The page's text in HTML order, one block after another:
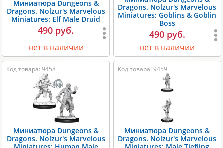
Миниатюра Dungeons &
Dragons. Nolzur's Marvelous
Miniatures: Elf Male Druid
490 руб.
нет в наличии
Dragons. Nolzur's Marvelous
Miniatures: Goblins & Goblin
Boss
490 руб.
нет в наличии
Код товара: 9458
Миниатюра Dungeons &
Dragons. Nolzur's Marvelous
Код товара: 9459
Миниатюра Dungeons &
Dragons. Nolzur's Marvelous